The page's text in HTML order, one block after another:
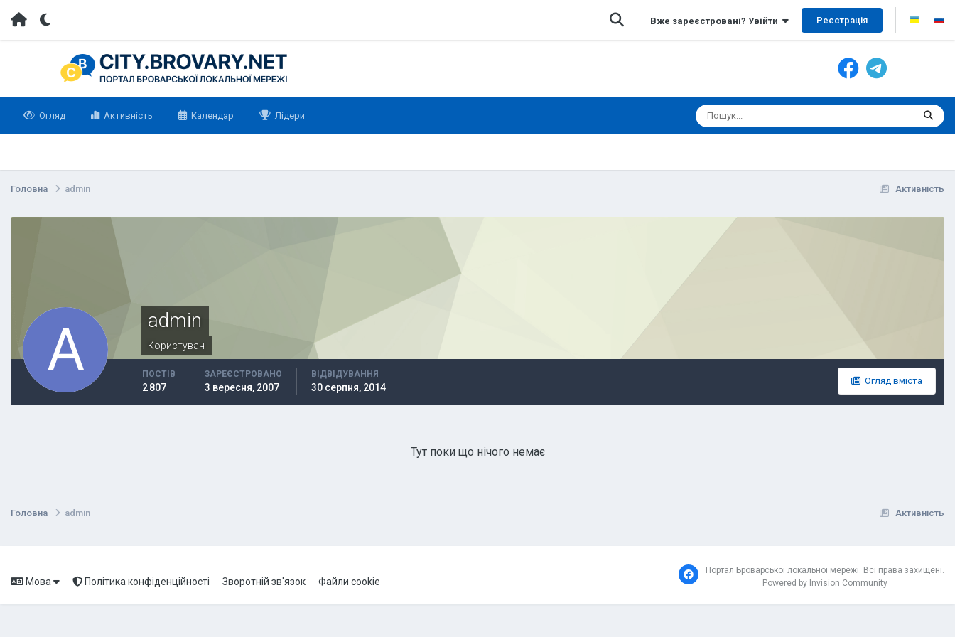
Вже зареєстровані? Увійти Реєстрація
Огляд Активність Календар Лідери
Активність
Головна admin
admin
Користувач
Огляд вміста
ПОСТІВ
2 807
ЗАРЕЄСТРОВАНО
3 вересня, 2007
ВІДВІДУВАННЯ
30 серпня, 2014
Тут поки що нічого немає
Активність
Головна admin
Мова Політика конфіденційності Зворотній зв'язок Файли cookie
Портал Броварської локальної мережі. Всі права захищені.
Powered by Invision Community